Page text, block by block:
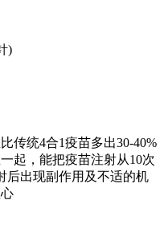
)
传统4合1疫苗多出30-40%
起，能把疫苗注射从10次
后出现副作用及不适的机